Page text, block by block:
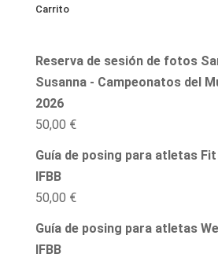
IFBB
Bikini
Carrito
Reserva de sesión de fotos
Susanna - Campeonatos del
2026
50,00 €
Guía de posing para atletas
IFBB
50,00 €
Guía de posing para atletas
IFBB